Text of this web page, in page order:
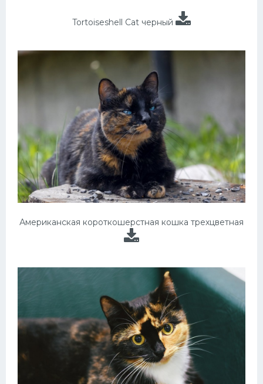
Tortoiseshell Cat черный
Американская короткошерстная кошка трехцветная